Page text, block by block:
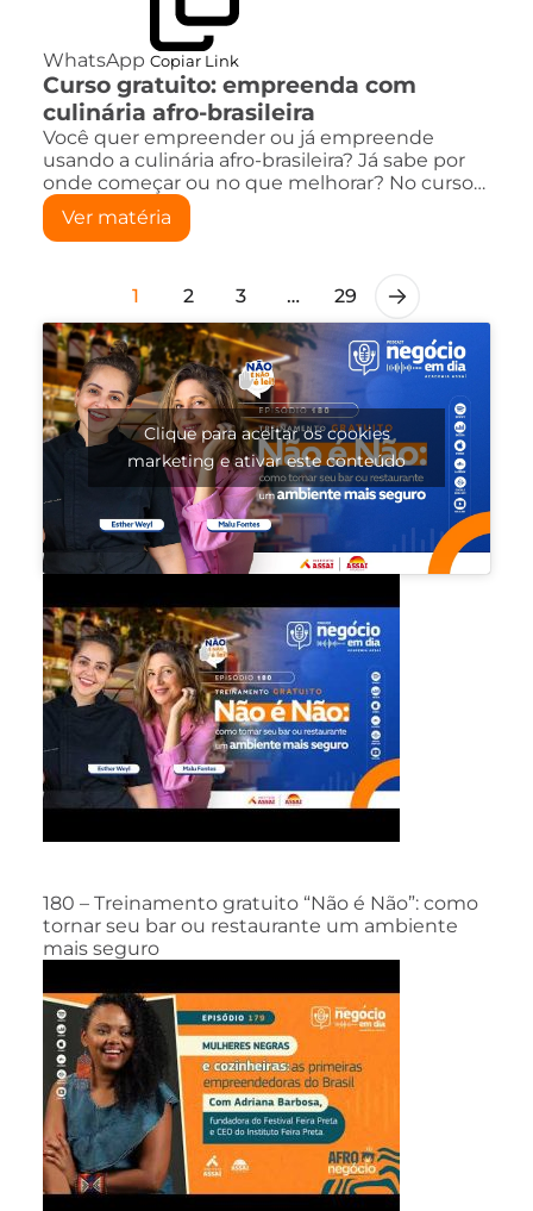
WhatsApp Copiar Link
Curso gratuito: empreenda com
culinária afro-brasileira
Você quer empreender ou já empreende
usando a culinária afro-brasileira? Já sabe por
onde começar ou no que melhorar? No curso…
Ver matéria
1 2 3 … 29
Clique para aceitar os cookies
marketing e ativar este conteúdo
180 – Treinamento gratuito “Não é Não”: como
tornar seu bar ou restaurante um ambiente
mais seguro